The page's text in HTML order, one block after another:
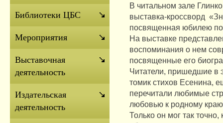
В читальном зале
выставка-кроссворд
посвященная юбилею
На выставке
воспоминания о нем
посвященные его
Читатели, пришедшие в
томик стихов Есенина,
перечитали любимые
любовью к родному
Только он мог так
Библиотеки ЦБС
Мероприятия
Выставочная
деятельность
Издательская
деятельность